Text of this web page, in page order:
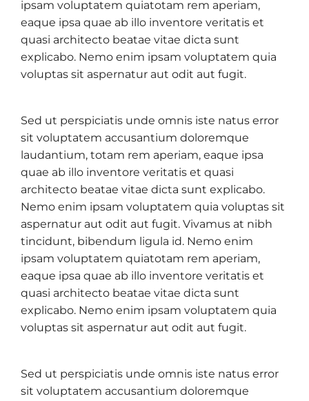
ipsam voluptatem quiatotam rem aperiam,
eaque ipsa quae ab illo inventore veritatis et
quasi architecto beatae vitae dicta sunt
explicabo. Nemo enim ipsam voluptatem quia
voluptas sit aspernatur aut odit aut fugit.
Sed ut perspiciatis unde omnis iste natus error
sit voluptatem accusantium doloremque
laudantium, totam rem aperiam, eaque ipsa
quae ab illo inventore veritatis et quasi
architecto beatae vitae dicta sunt explicabo.
Nemo enim ipsam voluptatem quia voluptas sit
aspernatur aut odit aut fugit. Vivamus at nibh
tincidunt, bibendum ligula id. Nemo enim
ipsam voluptatem quiatotam rem aperiam,
eaque ipsa quae ab illo inventore veritatis et
quasi architecto beatae vitae dicta sunt
explicabo. Nemo enim ipsam voluptatem quia
voluptas sit aspernatur aut odit aut fugit.
Sed ut perspiciatis unde omnis iste natus error
sit voluptatem accusantium doloremque